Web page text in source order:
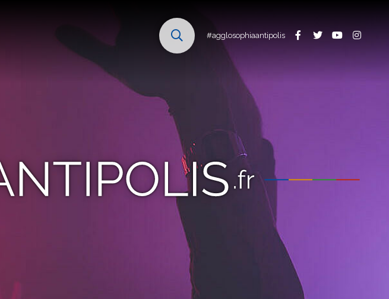
#agglosophiaantipolis